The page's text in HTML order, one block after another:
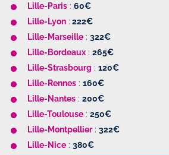
Lille-Paris : 60€
Lille-Lyon : 222€
Lille-Marseille : 322€
Lille-Bordeaux : 265€
Lille-Strasbourg : 120€
Lille-Rennes : 160€
Lille-Nantes : 200€
Lille-Toulouse : 250€
Lille-Montpellier: 322€
Lille-Nice : 380€